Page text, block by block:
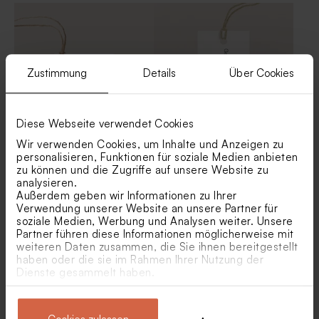
Zustimmung Details Über Cookies
Diese Webseite verwendet Cookies
Wir verwenden Cookies, um Inhalte und Anzeigen zu
personalisieren, Funktionen für soziale Medien anbieten
zu können und die Zugriffe auf unsere Website zu
analysieren.
Außerdem geben wir Informationen zu Ihrer
Verwendung unserer Website an unsere Partner für
soziale Medien, Werbung und Analysen weiter. Unsere
Partner führen diese Informationen möglicherweise mit
weiteren Daten zusammen, die Sie ihnen bereitgestellt
haben oder die sie im Rahmen Ihrer Nutzung der
Dienste gesammelt haben.
Anhänger matt Geschenkanhänger | weiß
Runder Geschenkanhänger |
Menükarte matt